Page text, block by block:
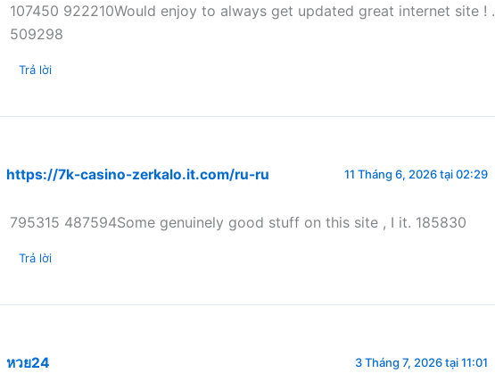
107450 922210Would enjoy to always get updated great internet site ! .
509298
Trả lời
https://7k-casino-zerkalo.it.com/ru-ru 11 Tháng 6, 2026 tại 02:29
795315 487594Some genuinely good stuff on this site , I it. 185830
Trả lời
หวย24 3 Tháng 7, 2026 tại 11:01